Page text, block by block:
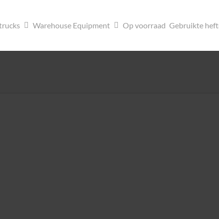
Warehouse Equipment Op voorraad Gebruikte